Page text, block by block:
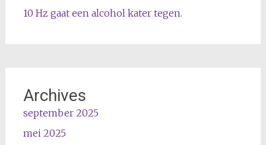
10 Hz gaat een alcohol kater tegen.
Archives
september 2025
mei 2025